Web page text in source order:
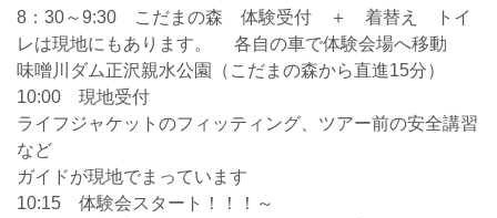
8：30～9:30 こだまの森 体験受付 ＋ 着替え トイ
レは現地にもあります。 各自の車で体験会場へ移動
味噌川ダム正沢親水公園（こだまの森から直進15分）
10:00 現地受付
ライフジャケットのフィッティング、ツアー前の安全講習
など
ガイドが現地でまっています
10:15 体験会スタート！！！～